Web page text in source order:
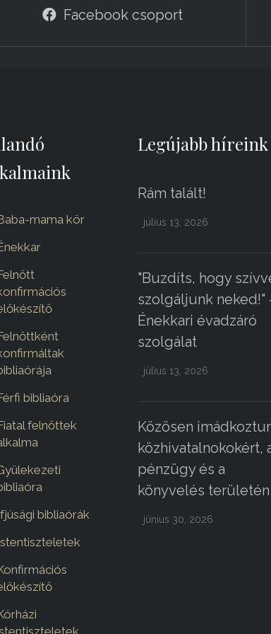
Facebook csoport
mama kör
bibliaóra
felnőttek
bibliaórák
Legújabb híreink
Rám talált!
július 13, 2026
"Buzdíts, hogy
szolgáljunk neked!"
Énekkari évadzáró
szolgálat
július 13, 2026
Közösen
közhivatalnokokért,
pénzügy és a
könyvelés területén
június 30, 2026